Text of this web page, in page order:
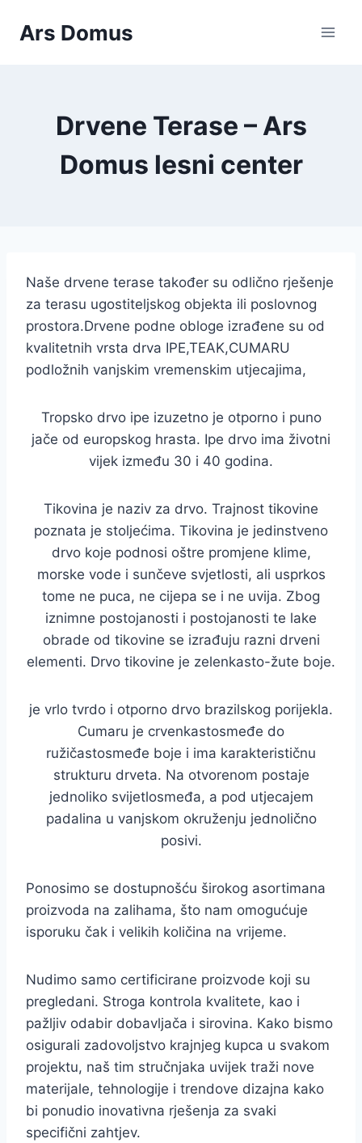
Ars Domus
Drvene Terase – Ars
Domus lesni center
Naše drvene terase također su odlično rješenje
za terasu ugostiteljskog objekta ili poslovnog
prostora.Drvene podne obloge izrađene su od
kvalitetnih vrsta drva IPE,TEAK,CUMARU
podložnih vanjskim vremenskim utjecajima,
Tropsko drvo ipe izuzetno je otporno i puno
jače od europskog hrasta. Ipe drvo ima životni
vijek između 30 i 40 godina.
Tikovina je naziv za drvo. Trajnost tikovine
poznata je stoljećima. Tikovina je jedinstveno
drvo koje podnosi oštre promjene klime,
morske vode i sunčeve svjetlosti, ali usprkos
tome ne puca, ne cijepa se i ne uvija. Zbog
iznimne postojanosti i postojanosti te lake
obrade od tikovine se izrađuju razni drveni
elementi. Drvo tikovine je zelenkasto-žute boje.
je vrlo tvrdo i otporno drvo brazilskog porijekla.
Cumaru je crvenkastosmeđe do
ružičastosmeđe boje i ima karakterističnu
strukturu drveta. Na otvorenom postaje
jednoliko svijetlosmeđa, a pod utjecajem
padalina u vanjskom okruženju jednolično
posivi.
Ponosimo se dostupnošću širokog asortimana
proizvoda na zalihama, što nam omogućuje
isporuku čak i velikih količina na vrijeme.
Nudimo samo certificirane proizvode koji su
pregledani. Stroga kontrola kvalitete, kao i
pažljiv odabir dobavljača i sirovina. Kako bismo
osigurali zadovoljstvo krajnjeg kupca u svakom
projektu, naš tim stručnjaka uvijek traži nove
materijale, tehnologije i trendove dizajna kako
bi ponudio inovativna rješenja za svaki
specifični zahtjev.